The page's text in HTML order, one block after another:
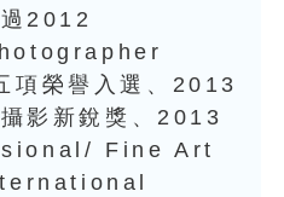
2012
榮譽入選、2013
影新銳獎、2013
Fine Art